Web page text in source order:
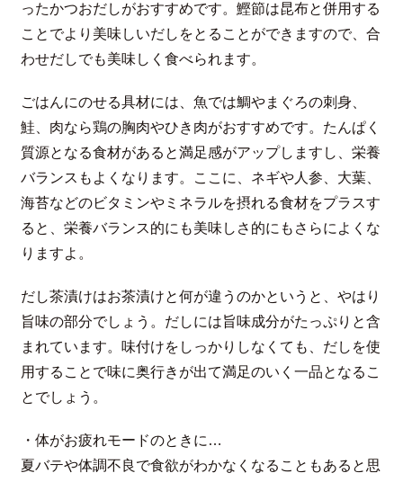
ったかつおだしがおすすめです。鰹節は昆布と併用する
ことでより美味しいだしをとることができますので、合
わせだしでも美味しく食べられます。
ごはんにのせる具材には、魚では鯛やまぐろの刺身、
鮭、肉なら鶏の胸肉やひき肉がおすすめです。たんぱく
質源となる食材があると満足感がアップしますし、栄養
バランスもよくなります。ここに、ネギや人参、大葉、
海苔などのビタミンやミネラルを摂れる食材をプラスす
ると、栄養バランス的にも美味しさ的にもさらによくな
りますよ。
だし茶漬けはお茶漬けと何が違うのかというと、やはり
旨味の部分でしょう。だしには旨味成分がたっぷりと含
まれています。味付けをしっかりしなくても、だしを使
用することで味に奥行きが出て満足のいく一品となるこ
とでしょう。
・体がお疲れモードのときに…
夏バテや体調不良で食欲がわかなくなることもあると思